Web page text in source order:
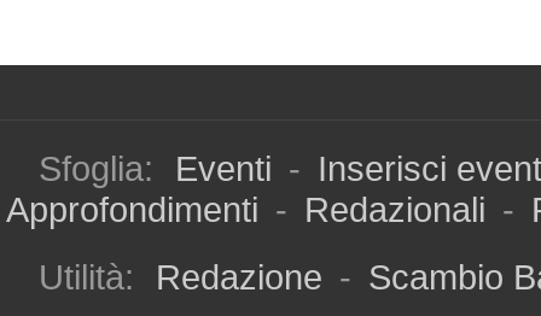
Sfoglia: Eventi - Inserisci
Approfondimenti - Redazionali -
Utilità:
Redazione - Scambio